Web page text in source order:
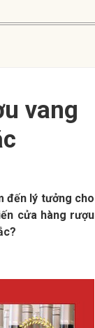
vang
đến lý tưởng cho
cửa hàng rượu